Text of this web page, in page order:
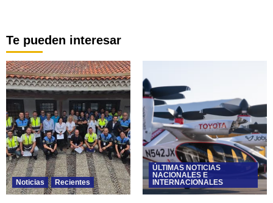
Te pueden interesar
Noticias Recientes
ÚLTIMAS NOTICIAS
NACIONALES E
INTERNACIONALES